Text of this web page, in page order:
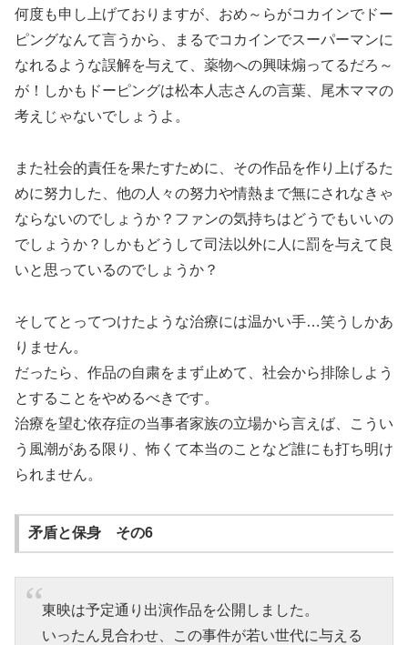
何度も申し上げておりますが、おめ～らがコカインでドー
ピングなんて言うから、まるでコカインでスーパーマンに
なれるような誤解を与えて、薬物への興味煽ってるだろ～
が！しかもドーピングは松本人志さんの言葉、尾木ママの
考えじゃないでしょうよ。
また社会的責任を果たすために、その作品を作り上げるた
めに努力した、他の人々の努力や情熱まで無にされなきゃ
ならないのでしょうか？ファンの気持ちはどうでもいいの
でしょうか？しかもどうして司法以外に人に罰を与えて良
いと思っているのでしょうか？
そしてとってつけたような治療には温かい手…笑うしかあ
りません。
だったら、作品の自粛をまず止めて、社会から排除しよう
とすることをやめるべきです。
治療を望む依存症の当事者家族の立場から言えば、こうい
う風潮がある限り、怖くて本当のことなど誰にも打ち明け
られません。
矛盾と保身 その6
東映は予定通り出演作品を公開しました。
いったん見合わせ、この事件が若い世代に与える